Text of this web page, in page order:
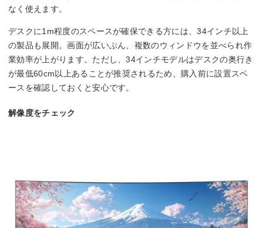
なく使えます。
デスクに1m程度のスペースが確保できる方には、34インチ以上
の製品も展開。画面が広いぶん、複数のウィンドウを並べられ作
業効率が上がります。ただし、34インチモデルはデスクの奥行き
が最低60cm以上あることが推奨されるため、購入前に設置スペ
ースを確認しておくと安心です。
解像度をチェック